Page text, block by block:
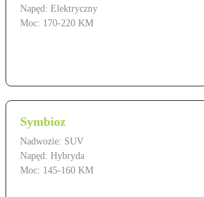
Napęd: Elektryczny
Moc: 170-220 KM
Symbioz
Nadwozie: SUV
Napęd: Hybryda
Moc: 145-160 KM